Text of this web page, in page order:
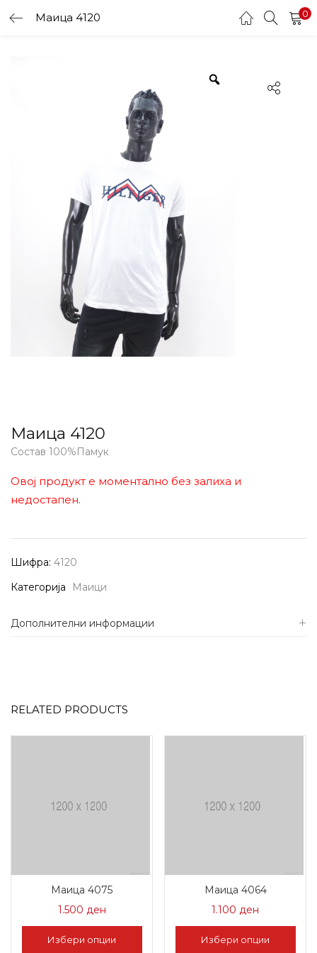
Маица 4120 0
Маица 4120
Состав 100%Памук
Овој продукт е моментално без залиха и
недостапен.
Шифра: 4120
Категорија
Маици
Дополнителни информации
RELATED PRODUCTS
Маица 4075
1.500 ден
Избери опции
Маица 4064
1.100 ден
Избери опции
LOGIN
Enter your username and password to login.
Login
Lost password?